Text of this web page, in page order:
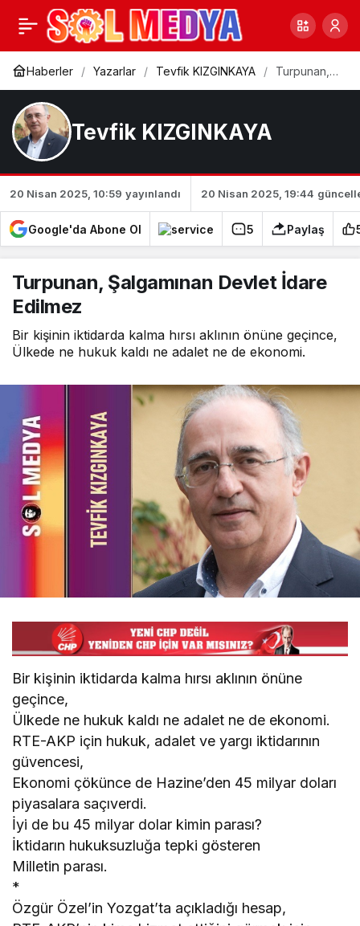
Haberler Yazarlar Tevfik KIZGINKAYA
Turpunan,
Tevfik KIZGINKAYA
20 Nisan 2025, 10:59 yayınlandı 20 Nisan 2025, 19:44
Google'da Abone Ol 5 Paylaş
Turpunan, Şalgamınan Devlet İdare
Edilmez
Bir kişinin iktidarda kalma hırsı aklının önüne geçince,
Ülkede ne hukuk kaldı ne adalet ne de ekonomi.
Bir kişinin iktidarda kalma hırsı aklının önüne
geçince,
Ülkede ne hukuk kaldı ne adalet ne de ekonomi.
RTE-AKP için hukuk, adalet ve yargı iktidarının
güvencesi,
Ekonomi çökünce de Hazine’den 45 milyar doları
piyasalara saçıverdi.
İyi de bu 45 milyar dolar kimin parası?
İktidarın hukuksuzluğa tepki gösteren
Milletin parası.
*
Özgür Özel’in Yozgat’ta açıkladığı hesap,
Ne o mucize sığır bir
sahne ;Ne de o ömür…
0 Paylaş